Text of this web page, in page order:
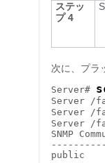
ステッ
プ 4
次に、プラ
Server#
Server /
Server /
Server /
SNMP